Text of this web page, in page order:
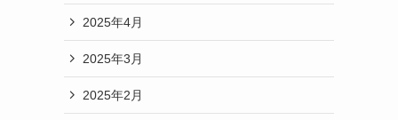
2025年4月
2025年3月
2025年2月